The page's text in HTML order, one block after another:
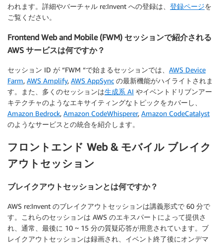
われます。詳細やバーチャル re:Invent への登録は、 登録ページを
ご覧ください。
Frontend Web and Mobile (FWM) セッションで紹介される
AWS サービスは何ですか？
セッション ID が “FWM “で始まるセッションでは、 AWS Device
Farm, AWS Amplify, AWS AppSync の最新機能がハイライトされま
す。また、多くのセッションは生成系 AI やイベントドリブンアー
キテクチャのようなエキサイティングなトピックをカバーし、
Amazon Bedrock, Amazon CodeWhisperer, Amazon CodeCatalyst
のようなサービスとの統合を紹介します。
フロントエンド Web & モバイル ブレイク
アウトセッション
ブレイクアウトセッションとは何ですか？
AWS re:Invent のブレイクアウトセッションは講義形式で 60 分で
す。これらのセッションは AWS のエキスパートによって提供さ
れ、通常、最後に 10 ~ 15 分の質疑応答が用意されています。ブ
レイクアウトセッションは録画され、イベント終了後にオンデマ